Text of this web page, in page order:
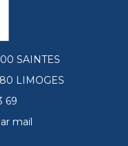
SAINTES
LIMOGES
69
mail